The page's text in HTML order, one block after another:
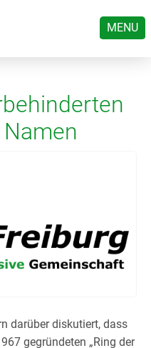
MENU
darüber diskutiert, dass
gegründeten „Ring der